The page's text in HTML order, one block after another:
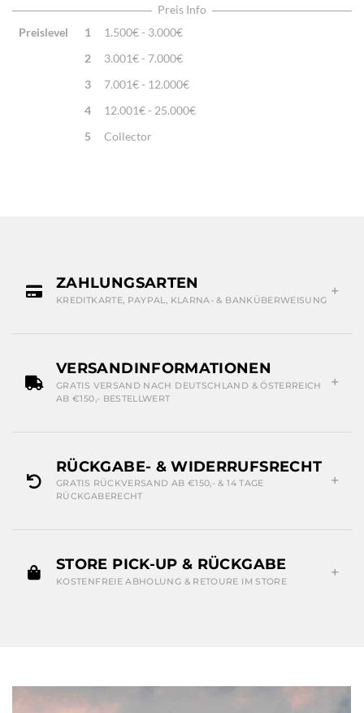
Preis Info
Preislevel
1
1.500€ - 3.000€
2
3.001€ - 7.000€
3
7.001€ - 12.000€
4
12.001€ - 25.000€
5
Collector
ZAHLUNGSARTEN
KREDITKARTE, PAYPAL, KLARNA- & BANKÜBERWEISUNG
VERSANDINFORMATIONEN
GRATIS VERSAND NACH DEUTSCHLAND & ÖSTERREICH
AB €150,- BESTELLWERT
RÜCKGABE- & WIDERRUFSRECHT
GRATIS RÜCKVERSAND AB €150,- & 14 TAGE
RÜCKGABERECHT
STORE PICK-UP & RÜCKGABE
KOSTENFREIE ABHOLUNG & RETOURE IM STORE